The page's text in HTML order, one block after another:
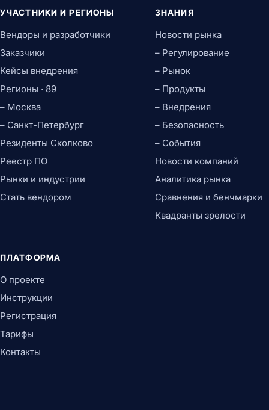
УЧАСТНИКИ И РЕГИОНЫ
Вендоры и разработчики
Заказчики
Кейсы внедрения
Регионы · 89
– Москва
– Санкт-Петербург
Резиденты Сколково
Реестр ПО
Рынки и индустрии
Стать вендором
ЗНАНИЯ
Новости рынка
– Регулирование
– Рынок
– Продукты
– Внедрения
– Безопасность
– События
Новости компаний
Аналитика рынка
Сравнения и бенчмарки
Квадранты зрелости
ПЛАТФОРМА
О проекте
Инструкции
Регистрация
Тарифы
Контакты